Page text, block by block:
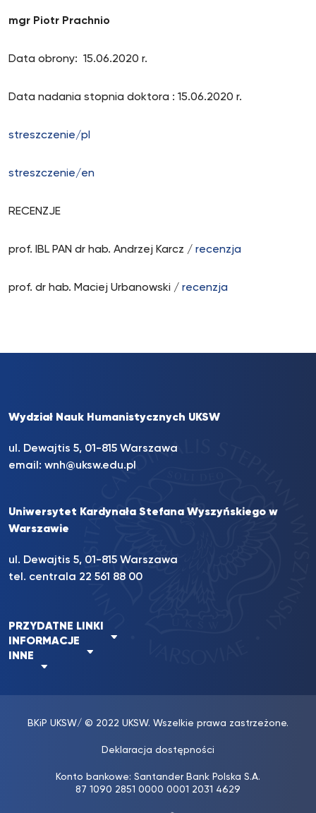
mgr Piotr Prachnio
Data obrony: 15.06.2020 r.
Data nadania stopnia doktora : 15.06.2020 r.
streszczenie/pl
streszczenie/en
RECENZJE
prof. IBL PAN dr hab. Andrzej Karcz / recenzja
prof. dr hab. Maciej Urbanowski / recenzja
Wydział Nauk Humanistycznych UKSW
ul. Dewajtis 5, 01-815 Warszawa
email: wnh@uksw.edu.pl
Uniwersytet Kardynała Stefana Wyszyńskiego w
Warszawie
ul. Dewajtis 5, 01-815 Warszawa
tel. centrala 22 561 88 00
PRZYDATNE LINKI
INFORMACJE
INNE
BKiP UKSW/ © 2022 UKSW. Wszelkie prawa zastrzeżone.
Deklaracja dostępności
Konto bankowe: Santander Bank Polska S.A.
87 1090 2851 0000 0001 2031 4629